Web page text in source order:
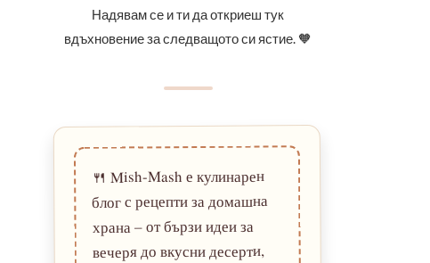
Надявам се и ти да откриеш тук
вдъхновение за следващото си ястие. 🧡
🍴Mish-Mash е кулинарен
блог с рецепти за домашна
храна – от бързи идеи за
вечеря до вкусни десерти,